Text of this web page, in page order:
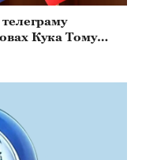
Кука Тому